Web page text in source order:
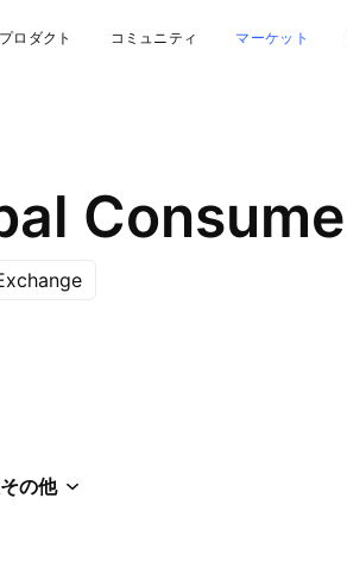
プロダクト コミュニティ マーケット
その他